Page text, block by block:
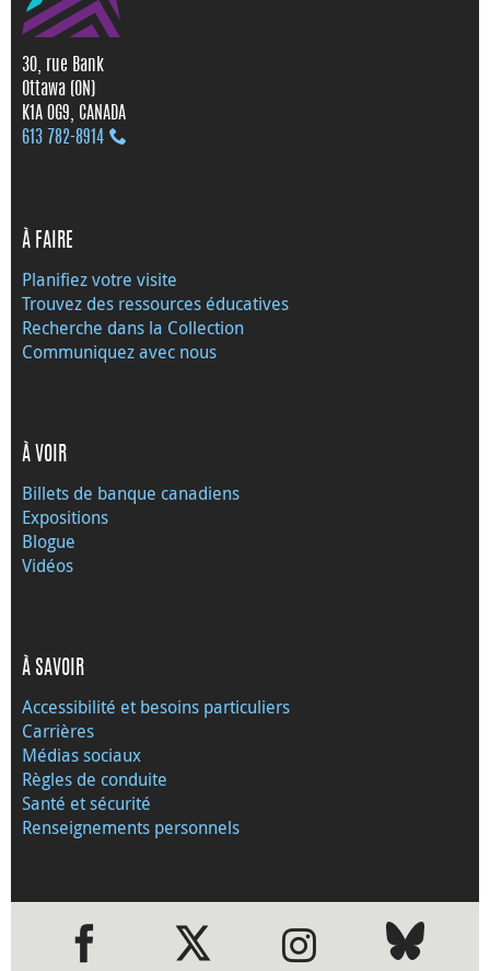
30, rue Bank
Ottawa (ON)
K1A 0G9, CANADA
613 782‑8914
À FAIRE
Planifiez votre visite
Trouvez des ressources éducatives
Recherche dans la Collection
Communiquez avec nous
À VOIR
Billets de banque canadiens
Expositions
Blogue
Vidéos
À SAVOIR
Accessibilité et besoins particuliers
Carrières
Médias sociaux
Règles de conduite
Santé et sécurité
Renseignements personnels